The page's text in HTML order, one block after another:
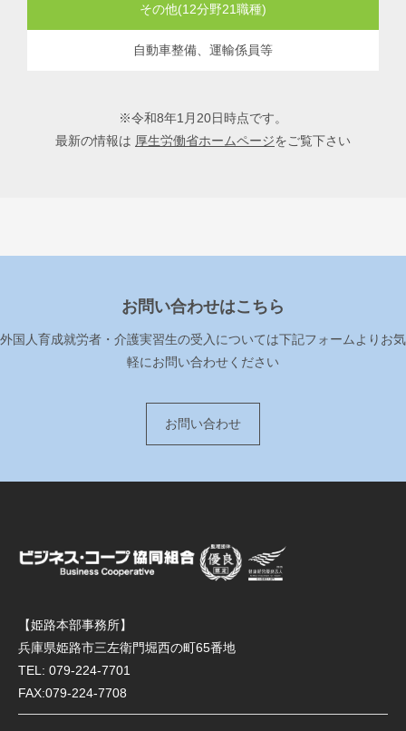
その他(12分野21職種)
自動車整備、運輸係員等
※令和8年1月20日時点です。
最新の情報は 厚生労働省ホームページをご覧下さい
お問い合わせはこちら
外国人育成就労者・介護実習生の受入については下記フォームよりお気
軽にお問い合わせください
お問い合わせ
【姫路本部事務所】
兵庫県姫路市三左衛門堀西の町65番地
TEL: 079-224-7701
FAX:079-224-7708